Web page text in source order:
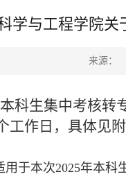
学与工程学院关
来源：
科生集中考核转
工作日，具体见
于本次2025年本科